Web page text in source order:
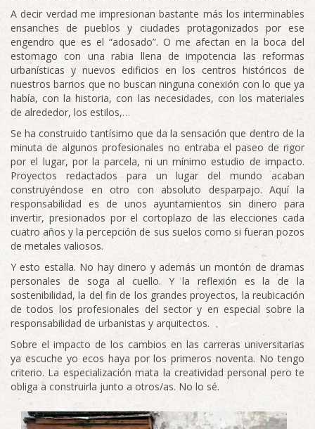
A decir verdad me impresionan bastante más los interminables
ensanches de pueblos y ciudades protagonizados por ese
engendro que es el “adosado”. O me afectan en la boca del
estomago con una rabia llena de impotencia las reformas
urbanísticas y nuevos edificios en los centros históricos de
nuestros barrios que no buscan ninguna conexión con lo que ya
había, con la historia, con las necesidades, con los materiales
de alrededor, los estilos,…
Se ha construido tantísimo que da la sensación que dentro de la
minuta de algunos profesionales no entraba el paseo de rigor
por el lugar, por la parcela, ni un mínimo estudio de impacto.
Proyectos redactados para un lugar del mundo acaban
construyéndose en otro con absoluto desparpajo. Aquí la
responsabilidad es de unos ayuntamientos sin dinero para
invertir, presionados por el cortoplazo de las elecciones cada
cuatro años y la percepción de sus suelos como si fueran pozos
de metales valiosos.
Y esto estalla. No hay dinero y además un montón de dramas
personales de soga al cuello. Y la reflexión es la de la
sostenibilidad, la del fin de los grandes proyectos, la reubicación
de todos los profesionales del sector y en especial sobre la
responsabilidad de urbanistas y arquitectos.
Sobre el impacto de los cambios en las carreras universitarias
ya escuche yo ecos haya por los primeros noventa. No tengo
criterio. La especialización mata la creatividad personal pero te
obliga a construirla junto a otros/as. No lo sé.